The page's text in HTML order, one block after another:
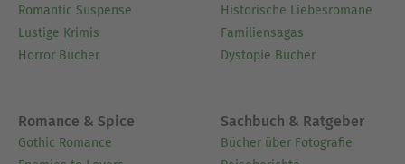
Romantic Suspense
Lustige Krimis
Horror Bücher
Historische Liebesromane
Familiensagas
Dystopie Bücher
Romance & Spice
Gothic Romance
Sachbuch & Ratgeber
Bücher über Fotografie